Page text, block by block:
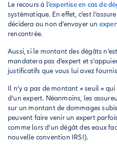
Le recours à l'expertise en cas de
systématique. En effet, c’est
décidera ou non d’envoyer un
rencontrée.
Aussi, si le montant des dégâts
mandatera pas d’expert et
justificatifs que vous lui avez
Il n’y a pas de montant « seuil »
d’un expert. Néanmoins, les
sur un montant de dommages
peuvent faire venir un expert
comme lors d’un dégât des eaux
nouvelle convention IRSI).